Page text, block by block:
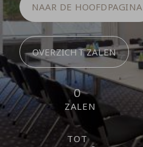
NAAR DE HOOFDPAGINA
OVERZICHT ZALEN
0
ZALEN
TOT